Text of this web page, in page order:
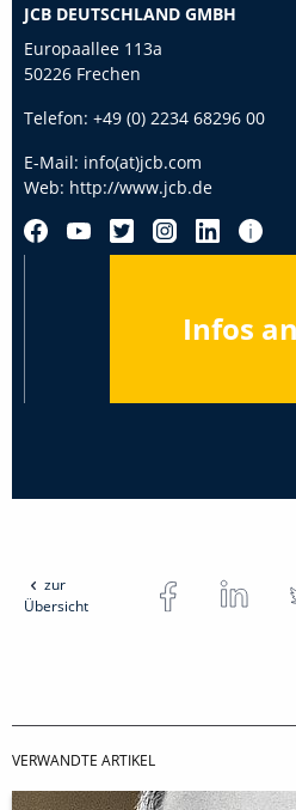
JCB DEUTSCHLAND GMBH
Europaallee 113a
50226 Frechen
Telefon: +49 (0) 2234 68296 00
E-Mail: info(at)jcb.com
Web: http://www.jcb.de
Infos
zur
Übersicht
VERWANDTE ARTIKEL